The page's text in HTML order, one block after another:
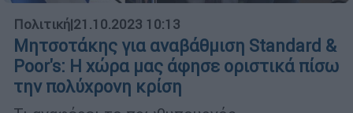
Πολιτική|21.10.2023 10:13
Μητσοτάκης για αναβάθμιση Standard &
Poor's: Η χώρα μας άφησε οριστικά πίσω
την πολύχρονη κρίση